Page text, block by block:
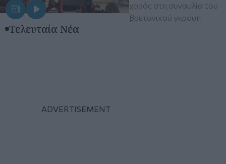
χορός στη συναυλία του
βρετανικού γκρουπ
Τελευταία Νέα